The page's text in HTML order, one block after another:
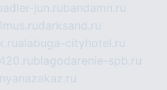
adler-jun.rubandamn.ru
darksand.ru
alabuga-cityhotel.ru
blagodarenie-spb.ru